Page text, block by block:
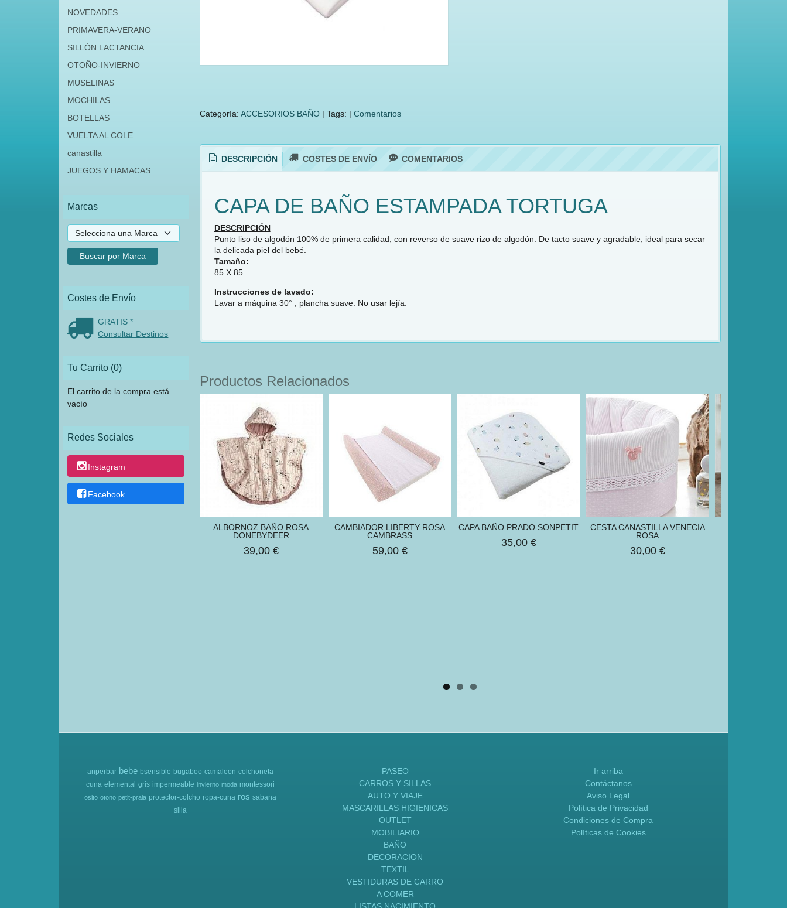
NOVEDADES
PRIMAVERA-VERANO
SILLÒN LACTANCIA
OTOÑO-INVIERNO
MUSELINAS
MOCHILAS
BOTELLAS
VUELTA AL COLE
canastilla
JUEGOS Y HAMACAS
Marcas
Costes de Envío
GRATIS *
Consultar Destinos
Tu Carrito (0)
El carrito de la compra está
vacío
Redes Sociales
Instagram
Facebook
Categoría: ACCESORIOS BAÑO| Tags: | Comentarios
DESCRIPCIÓN COSTES DE ENVÍO COMENTARIOS
CAPA DE BAÑO ESTAMPADA TORTUGA
DESCRIPCIÓN
Punto liso de algodón 100% de primera calidad, con reverso de suave rizo de algodón. De tacto suave y agradable, ideal para secar
la delicada piel del bebé.
Tamaño:
85 X 85
Instrucciones de lavado:
Lavar a máquina 30° , plancha suave. No usar lejía.
Productos Relacionados
ALBORNOZ BAÑO ROSA
DONEBYDEER
39,00 €
CAMBIADOR LIBERTY ROSA
CAMBRASS
59,00 €
CAPA BAÑO PRADO SONPETIT
35,00 €
CESTA CANASTILLA VENECIA
ROSA
30,00 €
anperbar bebe bsensible bugaboo-camaleon colchoneta
cuna elemental gris impermeable invierno moda montessori
osito otono petit-praia protector-colcho ropa-cuna ros sabana
silla
PASEO
CARROS Y SILLAS
AUTO Y VIAJE
MASCARILLAS HIGIENICAS
OUTLET
MOBILIARIO
BAÑO
DECORACION
TEXTIL
VESTIDURAS DE CARRO
A COMER
Ir arriba
Contáctanos
Aviso Legal
Política de Privacidad
Condiciones de Compra
Políticas de Cookies